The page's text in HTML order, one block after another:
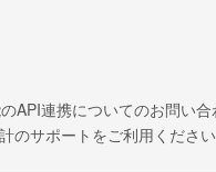
API連携についてのお問い
サポートをご利用ください